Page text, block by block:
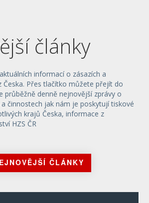
články
informací o zásazích a
Česka. Přes tlačítko můžete přejít do
průběžně denně nejnovější zprávy o
a činnostech jak nám je poskytují tiskové
krajů Česka, informace z
HZS ČR
ČLÁNKY